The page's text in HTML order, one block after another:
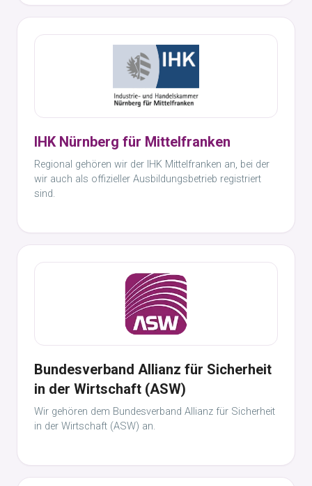
IHK Nürnberg für Mittelfranken
Regional gehören wir der IHK Mittelfranken an, bei der
wir auch als offizieller Ausbildungsbetrieb registriert
sind.
Bundesverband Allianz für Sicherheit
in der Wirtschaft (ASW)
Wir gehören dem Bundesverband Allianz für Sicherheit
in der Wirtschaft (ASW) an.